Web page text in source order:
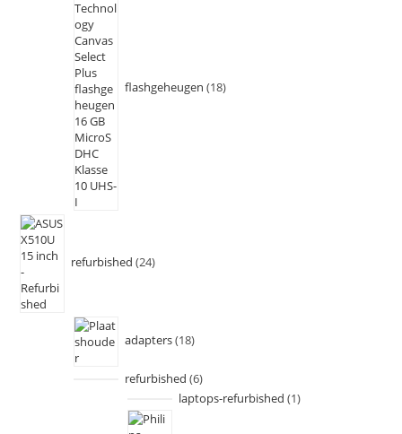
flashgeheugen 18
refurbished 24
adapters 18
refurbished 6
laptops-refurbished 1